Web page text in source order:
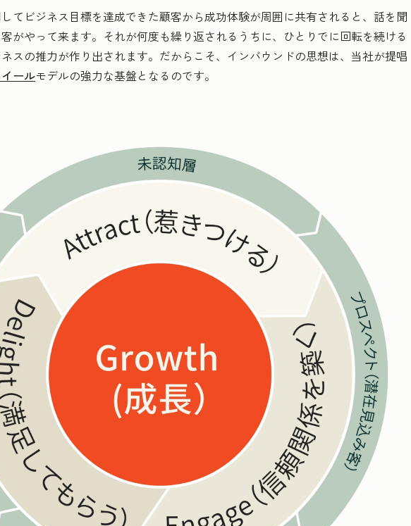
てビジネス目標を達成できた顧客から成功体験が周囲に共有されると、話を聞
がやって来ます。それが何度も繰り返されるうちに、ひとりでに回転を続ける
スの推力が作り出されます。だからこそ、インバウンドの思想は、当社が提唱
ールモデルの強力な基盤となるのです。